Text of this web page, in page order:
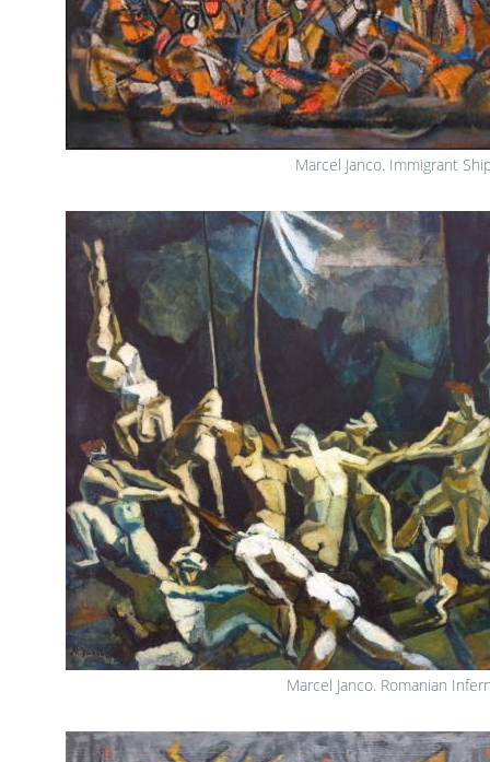
Marcel Janco. Immigrant
Marcel Janco. Romanian